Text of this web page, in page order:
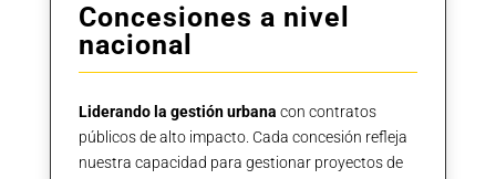
Concesiones a nivel
nacional
Liderando la gestión urbana con contratos
públicos de alto impacto. Cada concesión refleja
nuestra capacidad para gestionar proyectos de